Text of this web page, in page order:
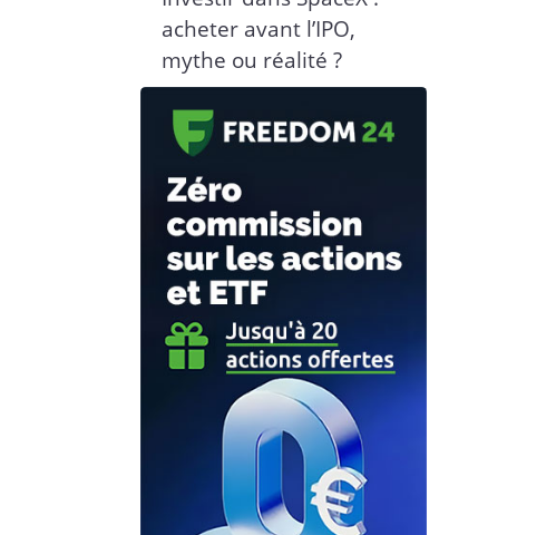
acheter avant l’IPO,
mythe ou réalité ?